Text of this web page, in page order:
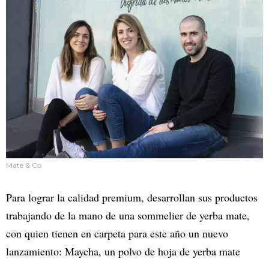
Mate & Co
Para lograr la calidad premium, desarrollan sus productos
trabajando de la mano de una sommelier de yerba mate,
con quien tienen en carpeta para este año un nuevo
lanzamiento: Maycha, un polvo de hoja de yerba mate